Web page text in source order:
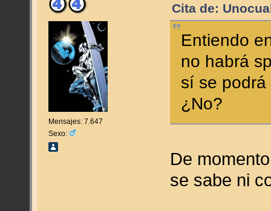
Mensajes: 7.647
Sexo:
Cita de:
Entiendo
no habrá
sí se
¿No?
De
se sabe ni